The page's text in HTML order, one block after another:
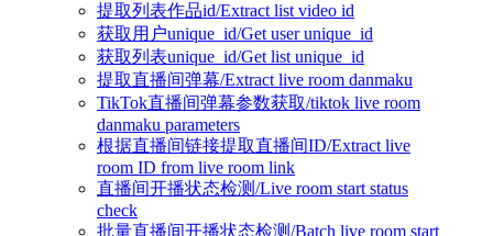
提取列表作品id/Extract list video id
获取用户unique_id/Get user unique_id
获取列表unique_id/Get list unique_id
提取直播间弹幕/Extract live room danmaku
TikTok直播间弹幕参数获取/tiktok live room
danmaku parameters
根据直播间链接提取直播间ID/Extract live
room ID from live room link
直播间开播状态检测/Live room start status
check
批量直播间开播状态检测/Batch live room start